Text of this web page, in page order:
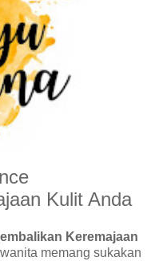
Kulit Anda
Keremajaan
memang sukakan